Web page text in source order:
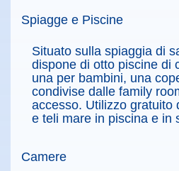
Spiagge e Piscine
Situato sulla spiaggia di
dispone di otto piscine di
una per bambini, una
condivise dalle family
accesso. Utilizzo gratuito
e teli mare in piscina e in
Camere